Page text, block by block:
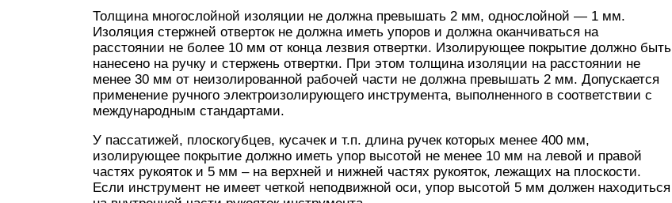
Толщина многослойной изоляции не должна превышать 2 мм, однослойной — 1 мм.
Изоляция стержней отверток не должна иметь упоров и должна оканчиваться на
расстоянии не более 10 мм от конца лезвия отвертки. Изолирующее покрытие должно быть
нанесено на ручку и стержень отвертки. При этом толщина изоляции на расстоянии не
менее 30 мм от неизолированной рабочей части не должна превышать 2 мм. Допускается
применение ручного электроизолирующего инструмента, выполненного в соответствии с
международным стандартами.
У пассатижей, плоскогубцев, кусачек и т.п. длина ручек которых менее 400 мм,
изолирующее покрытие должно иметь упор высотой не менее 10 мм на левой и правой
частях рукояток и 5 мм – на верхней и нижней частях рукояток, лежащих на плоскости.
Если инструмент не имеет четкой неподвижной оси, упор высотой 5 мм должен находиться